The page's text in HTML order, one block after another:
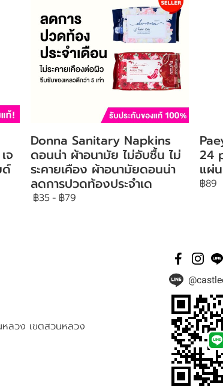
จ
ด์
Donna Sanitary Napkins
ดอนน่า ผ้าอนามัย ไม่อับชื้น ไม่
ระคายเคือง ผ้าอนามัยดอนน่า
ลดการปวดท้องประจำเด
฿35- ฿79
24
แผ่
฿89
ลวง เขตสวนหลวง